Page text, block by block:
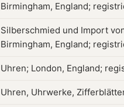
Birmingham, England;
Silberschmied und Import
Birmingham, England;
Uhren; London, England;
Uhren, Uhrwerke,